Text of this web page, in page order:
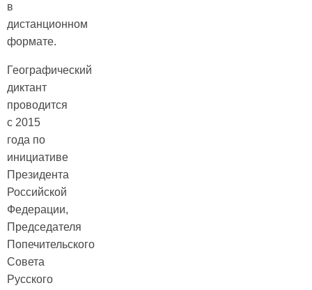
в
дистанционном
формате.
Географический
диктант
проводится
с 2015
года по
инициативе
Президента
Российской
Федерации,
Председателя
Попечительского
Совета
Русского